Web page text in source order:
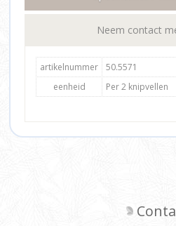
Neem contact
artikelnummer
50.5571
eenheid
Per 2 knipvellen